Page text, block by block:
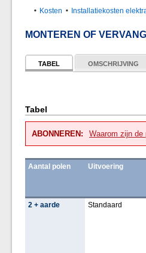
Kosten Installatiekosten
MONTEREN OF
TABEL OMSCHRIJVING
Tabel
ABONNEREN: Waarom zijn de
Aantal polen Uitvoering
2 + aarde
Standaard